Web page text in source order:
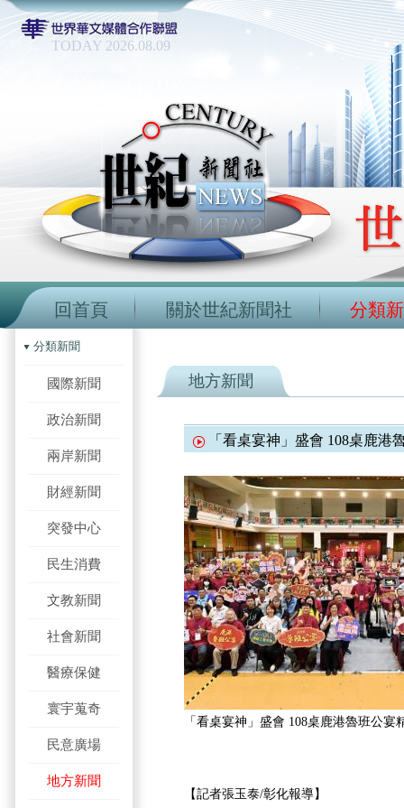
TODAY 2026.08.09
回首頁 關於世紀新聞社 分類
分類新聞
國際新聞
政治新聞
兩岸新聞
財經新聞
突發中心
民生消費
文教新聞
社會新聞
醫療保健
寰宇蒐奇
民意廣場
地方新聞
地方新聞
「看桌宴神」盛會 108桌鹿港
「看桌宴神」盛會 108桌鹿港魯班公宴
【記者張玉泰/彰化報導】